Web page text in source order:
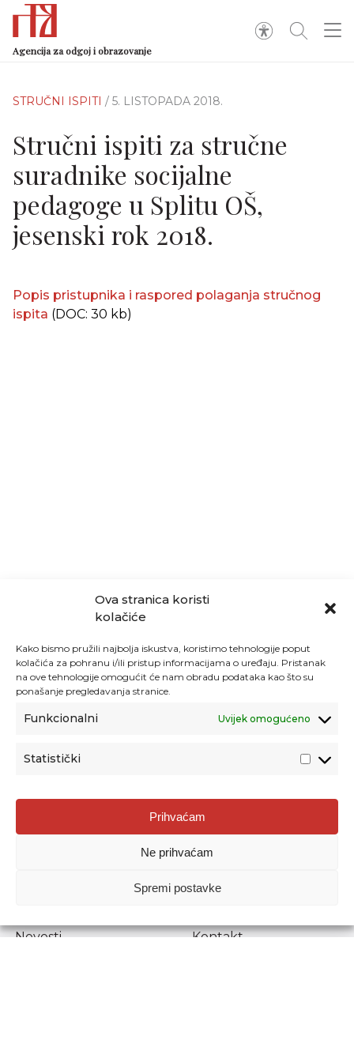
Ova stranica koristi
kolačiće
Kako bismo pružili najbolja iskustva, koristimo tehnologije poput
kolačića za pohranu i/ili pristup informacijama o uređaju. Pristanak
na ove tehnologije omogućit će nam obradu podataka kao što su
ponašanje pregledavanja stranice.
Funkcionalni Uvijek omogućeno
Statistički
Prihvaćam
Ne prihvaćam
Spremi postavke
Agencija za odgoj i obrazovanje
STRUČNI ISPITI / 5. LISTOPADA 2018.
Stručni ispiti za stručne
suradnike socijalne
pedagoge u Splitu OŠ,
jesenski rok 2018.
Popis pristupnika i raspored polaganja stručnog
ispita (DOC: 30 kb)
Agencija za odgoj i obrazovanje
Donje Svetice 38, 10000 Zagreb
1778129
Prenošenje sadržaja dopušteno je uz navođenje izvora.
Novosti
Kontakt